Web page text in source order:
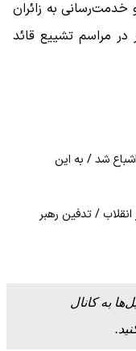
خدمت‌رسانی به زائران
در مراسم تشییع قائد
شد / به این
/ تدفین رهبر
به کانال